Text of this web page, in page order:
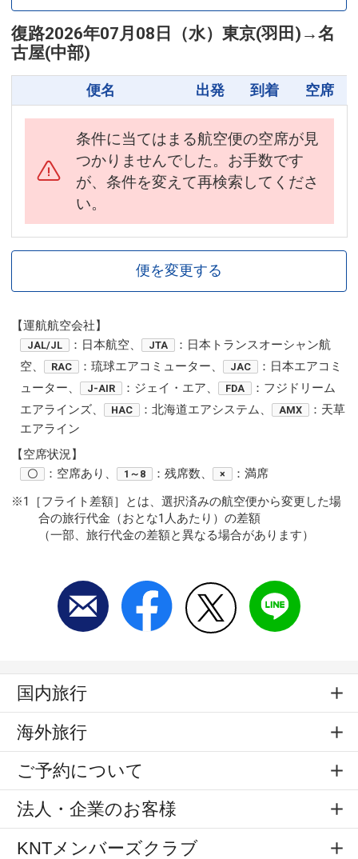
復路2026年07月08日（水） 東京(羽田) →名
古屋(中部)
便名 出発 到着 空席
条件に当てはまる航空便の空席が見
つかりませんでした。お手数です
が、条件を変えて再検索してくださ
い。
便を変更する
【運航航空会社】
JAL/JL ：日本航空、 JTA
：日本トランスオーシャン航
空、
RAC ：琉球エアコミューター、 JAC
：日本エアコミ
ューター、
J-AIR ：ジェイ・エア、 FDA
：フジドリーム
エアラインズ、
HAC ：北海道エアシステム、 AMX
：天草
エアライン
【空席状況】
〇 ：空席あり、 1～8 ：残席数、 ×
：満席
※1［フライト差額］とは、選択済みの航空便から変更した場
合の旅行代金（おとな1人あたり）の差額
（一部、旅行代金の差額と異なる場合があります）
国内旅行
海外旅行
ご予約について
法人・企業のお客様
KNTメンバーズクラブ